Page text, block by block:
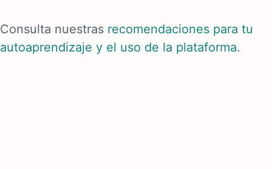
Consulta nuestras recomendaciones para tu
autoaprendizaje y el uso de la plataforma.